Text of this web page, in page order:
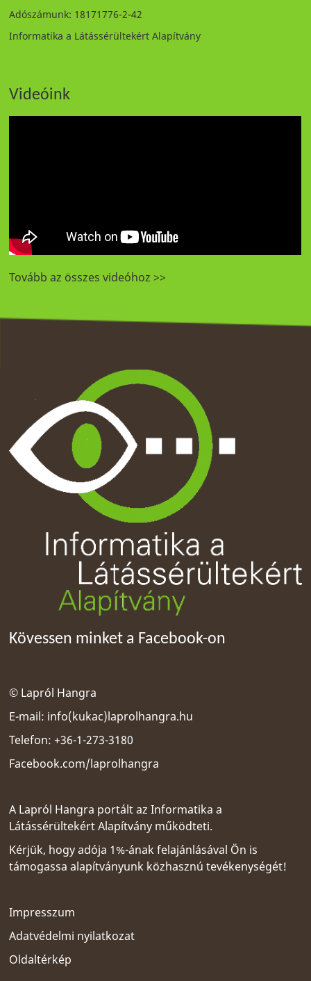
Adószámunk: 18171776-2-42
Informatika a Látássérültekért Alapítvány
Videóink
Tovább az összes videóhoz >>
Kövessen minket a Facebook-on
© Lapról Hangra
E-mail: info(kukac)laprolhangra.hu
Telefon: +36-1-273-3180
Facebook.com/laprolhangra
A Lapról Hangra portált azInformatika a
Látássérültekért Alapítvány működteti.
Kérjük, hogy adója 1%-ának felajánlásával Ön is
támogassa alapítványunk közhasznú tevékenységét!
Impresszum
Adatvédelmi nyilatkozat
Oldaltérkép